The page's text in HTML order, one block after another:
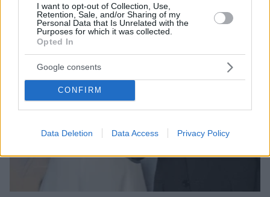
I want to opt-out of Collection, Use,
Retention, Sale, and/or Sharing of my
Personal Data that Is Unrelated with the
Purposes for which it was collected.
Opted In
Google consents
CONFIRM
Data Deletion Data Access Privacy Policy